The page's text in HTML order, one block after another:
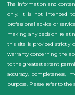
The information and
only. It is not intended
professional advice or
making any decision
this site is provided strictly
warranty concerning the
to the greatest extent
accuracy, completeness,
purpose. Please refer to